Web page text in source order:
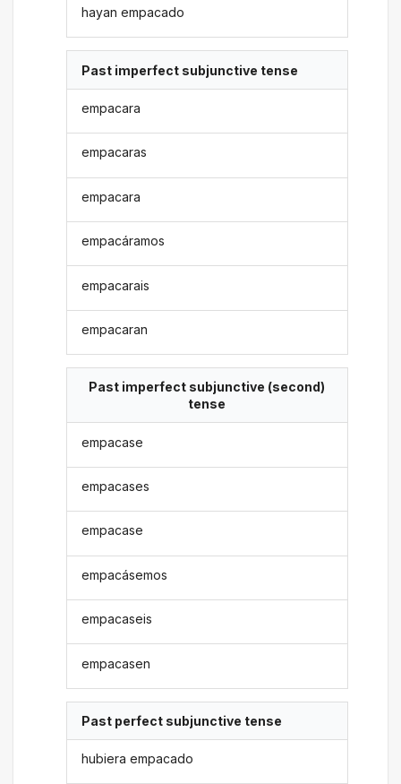
hayan empacado
Past imperfect subjunctive tense
empacara
empacaras
empacara
empacáramos
empacarais
empacaran
Past imperfect subjunctive (second)
tense
empacase
empacases
empacase
empacásemos
empacaseis
empacasen
Past perfect subjunctive tense
hubiera empacado